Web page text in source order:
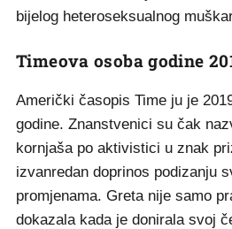
bijelog heteroseksualnog
Timeova osoba godine
Američki časopis Time ju je
godine. Znanstvenici su čak
kornjaša po aktivistici u znak
izvanredan doprinos podizanju
promjenama. Greta nije samo
dokazala kada je donirala svoj